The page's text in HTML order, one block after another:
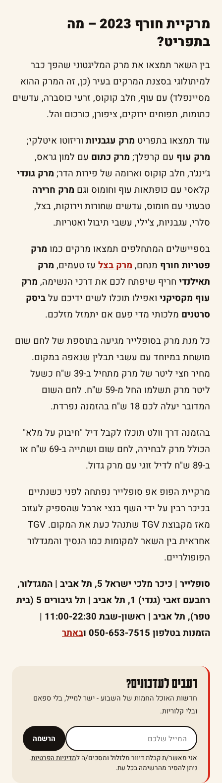
מרקיית חורף 2023 – מה
בתפריט?
בין השאר תמצאו את מרק המליגטוני שהפך כבר
למיתולוגי בסצנת המרקים בעיר (כן, זה המרק ההוא
מסיינפלד) עם עוף, חלב קוקוס, זרעי כוסברה, עדשים
כתומות, תפוחים ירוקים, ציפורן, כורכום והל.
עוד תמצאו בתפריט מרק עגבניות וריזוטו איטלקי;
מרק עוף עם קרפלך; מרק כתום עם למון גראס,
ג׳ינג׳ר, חלב קוקוס וארומה של פירות הדר; מרק גונדי
קלאסי עם כופתאות עוף וחומוס וגם מרק חרירה
טבעוני עם חומוס, עדשים שחורות וירוקות, בצל,
סלרי, עגבניות, צ'ילי, עשבי תיבול ואטריות.
בספיישלים המתחלפים תמצאו מרקים כמו מרק
פטריות חורף מנחם,מרק בצל עז טעמים, מרק
תאילנדי חריף שיפתח לכם את דרכי הנשימה, מרק
עוף מקסיקני ואפילו תוכלו לשים ידיכם עלביסק
סרטנים מלכותי מדי פעם אם יתמזל מזלכם.
כל מנת מרק בסופלייר מגיעה בתוספת של לחם שום
מושחת במיוחד עם עשבי תבלין שנאפה במקום.
מחיר חצי ליטר של מרק מתחיל ב-39 ש"ח כשעל
ליטר מרק תשלמו החל מ-59 ש"ח. לחם השום
המדובר יעלה לכם 18 ש"ח בהזמנה נפרדת.
בהזמנה דרך וולט תוכלו לקבל דיל "חיבוק על מלא"
הכולל מרק לבחירה, לחם שום ושתייה ב-69 ש"ח או
ב-89 ש"ח לדיל זוגי עם מרק גדול.
מרקיית הפופ אפ סופלייר נפתחה לפני כשנתיים
בכיכר רבין על ידי השף בנצי ארבל שהספיק לעזוב
מאז מקבוצת TGV שתנהל כעת את המקום. TGV
אחראית בין השאר למקומות כמו הנסיך והמגדלור
הפופולריים.
סופלייר | כיכר מלכי ישראל 5, תל אביב | המגדלור,
רחבעם זאבי (גנדי) 1, תל אביב | תל גיבורים 5 (בית
טפר), תל אביב | ראשון-שבת 11:00-22:30 |
הזמנות בטלפון 050-653-7515 ו
באתר
רעבים לעדכונים?
חדשות האוכל החמות של השבוע - ישר למייל, בלי ספאם
ובלי קלוריות.
הרשמה אל תמלאו שדה זה
אני מאשר/ת קבלת דיוור מלזלול ומסכים/ה למדיניות הפרטיות.
ניתן להסיר מהרשימה בכל עת.